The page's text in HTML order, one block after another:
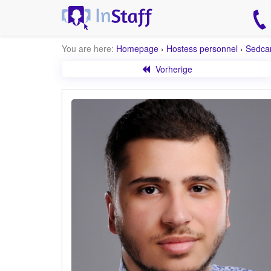
You are here: Homepage › Hostess personnel ›
Vorherige